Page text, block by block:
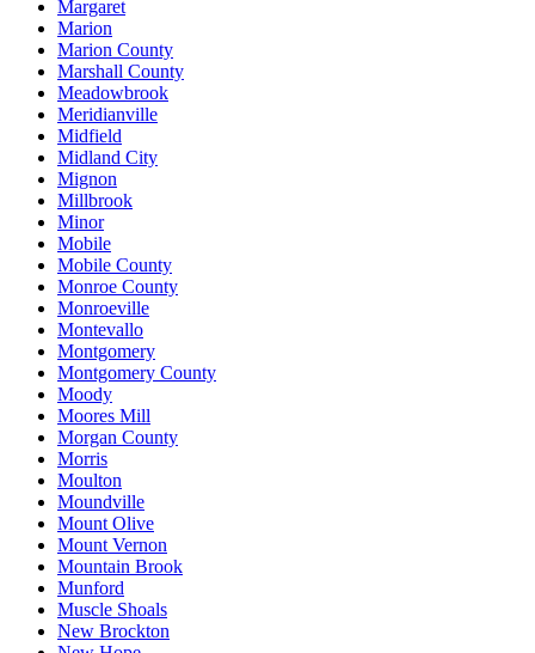
Margaret
Marion
Marion County
Marshall County
Meadowbrook
Meridianville
Midfield
Midland City
Mignon
Millbrook
Minor
Mobile
Mobile County
Monroe County
Monroeville
Montevallo
Montgomery
Montgomery County
Moody
Moores Mill
Morgan County
Morris
Moulton
Moundville
Mount Olive
Mount Vernon
Mountain Brook
Munford
Muscle Shoals
New Brockton